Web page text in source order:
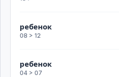
ребенок
08 > 12
ребенок
04 > 07